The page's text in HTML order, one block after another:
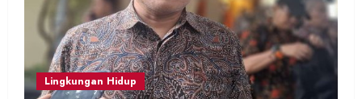
Lingkungan Hidup